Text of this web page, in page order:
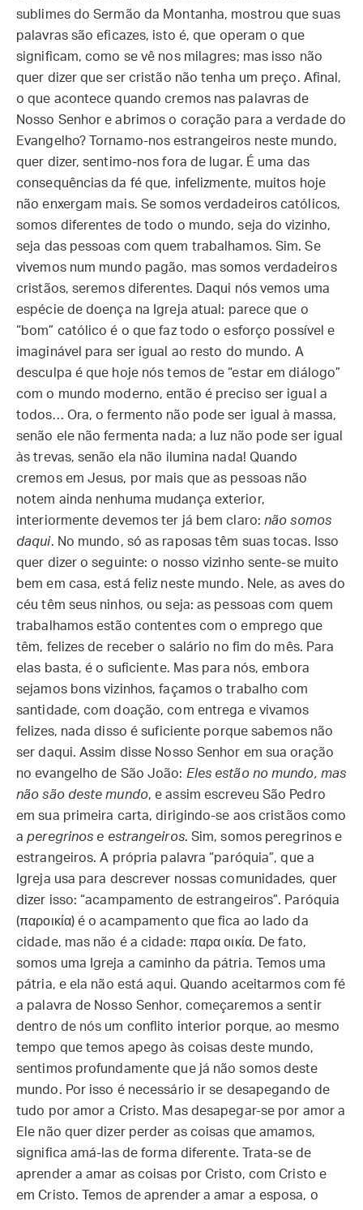
sublimes do Sermão da Montanha, mostrou que suas
palavras são eficazes, isto é, que operam o que
significam, como se vê nos milagres; mas isso não
quer dizer que ser cristão não tenha um preço. Afinal,
o que acontece quando cremos nas palavras de
Nosso Senhor e abrimos o coração para a verdade do
Evangelho? Tornamo-nos estrangeiros neste mundo,
quer dizer, sentimo-nos fora de lugar. É uma das
consequências da fé que, infelizmente, muitos hoje
não enxergam mais. Se somos verdadeiros católicos,
somos diferentes de todo o mundo, seja do vizinho,
seja das pessoas com quem trabalhamos. Sim. Se
vivemos num mundo pagão, mas somos verdadeiros
cristãos, seremos diferentes. Daqui nós vemos uma
espécie de doença na Igreja atual: parece que o
“bom” católico é o que faz todo o esforço possível e
imaginável para ser igual ao resto do mundo. A
desculpa é que hoje nós temos de “estar em diálogo”
com o mundo moderno, então é preciso ser igual a
todos… Ora, o fermento não pode ser igual à massa,
senão ele não fermenta nada; a luz não pode ser igual
às trevas, senão ela não ilumina nada! Quando
cremos em Jesus, por mais que as pessoas não
notem ainda nenhuma mudança exterior,
interiormente devemos ter já bem claro:não somos
daqui. No mundo, só as raposas têm suas tocas. Isso
quer dizer o seguinte: o nosso vizinho sente-se muito
bem em casa, está feliz neste mundo. Nele, as aves do
céu têm seus ninhos, ou seja: as pessoas com quem
trabalhamos estão contentes com o emprego que
têm, felizes de receber o salário no fim do mês. Para
elas basta, é o suficiente. Mas para nós, embora
sejamos bons vizinhos, façamos o trabalho com
santidade, com doação, com entrega e vivamos
felizes, nada disso é suficiente porque sabemos não
ser daqui. Assim disse Nosso Senhor em sua oração
no evangelho de São João: Eles estão no mundo, mas
não são deste mundo, e assim escreveu São Pedro
em sua primeira carta, dirigindo-se aos cristãos como
aperegrinos e estrangeiros. Sim, somos peregrinos e
estrangeiros. A própria palavra “paróquia”, que a
Igreja usa para descrever nossas comunidades, quer
dizer isso: “acampamento de estrangeiros”. Paróquia
(παροικία) é o acampamento que fica ao lado da
cidade, mas não é a cidade: παρα οικία. De fato,
somos uma Igreja a caminho da pátria. Temos uma
pátria, e ela não está aqui. Quando aceitarmos com fé
a palavra de Nosso Senhor, começaremos a sentir
dentro de nós um conflito interior porque, ao mesmo
tempo que temos apego às coisas deste mundo,
sentimos profundamente que já não somos deste
mundo. Por isso é necessário ir se desapegando de
tudo por amor a Cristo. Mas desapegar-se por amor a
Ele não quer dizer perder as coisas que amamos,
significa amá-las de forma diferente. Trata-se de
aprender a amar as coisas por Cristo, com Cristo e
em Cristo. Temos de aprender a amar a esposa, o